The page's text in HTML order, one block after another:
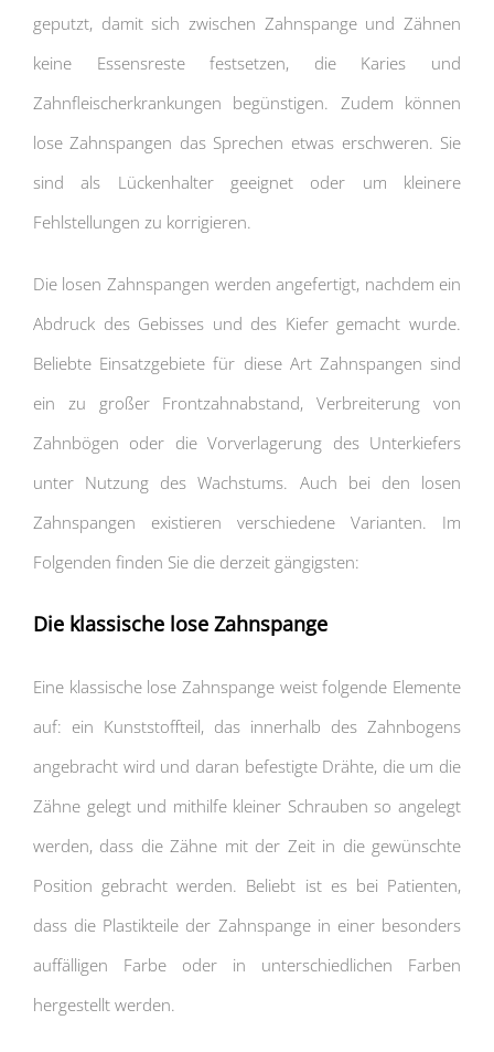
geputzt, damit sich zwischen Zahnspange und Zähnen
keine Essensreste festsetzen, die Karies und
Zahnfleischerkrankungen begünstigen. Zudem können
lose Zahnspangen das Sprechen etwas erschweren. Sie
sind als Lückenhalter geeignet oder um kleinere
Fehlstellungen zu korrigieren.
Die losen Zahnspangen werden angefertigt, nachdem ein
Abdruck des Gebisses und des Kiefer gemacht wurde.
Beliebte Einsatzgebiete für diese Art Zahnspangen sind
ein zu großer Frontzahnabstand, Verbreiterung von
Zahnbögen oder die Vorverlagerung des Unterkiefers
unter Nutzung des Wachstums. Auch bei den losen
Zahnspangen existieren verschiedene Varianten. Im
Folgenden finden Sie die derzeit gängigsten:
Die klassische lose Zahnspange
Eine klassische lose Zahnspange weist folgende Elemente
auf: ein Kunststoffteil, das innerhalb des Zahnbogens
angebracht wird und daran befestigte Drähte, die um die
Zähne gelegt und mithilfe kleiner Schrauben so angelegt
werden, dass die Zähne mit der Zeit in die gewünschte
Position gebracht werden. Beliebt ist es bei Patienten,
dass die Plastikteile der Zahnspange in einer besonders
auffälligen Farbe oder in unterschiedlichen Farben
hergestellt werden.